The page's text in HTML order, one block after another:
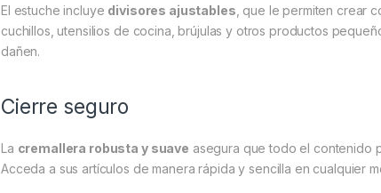
El estuche incluye divisores ajustables , que le permiten crear
cuchillos, utensilios de cocina, brújulas y otros productos
dañen.
Cierre seguro
La cremallera robusta y suave asegura que todo el contenido
Acceda a sus artículos de manera rápida y sencilla en cualquier